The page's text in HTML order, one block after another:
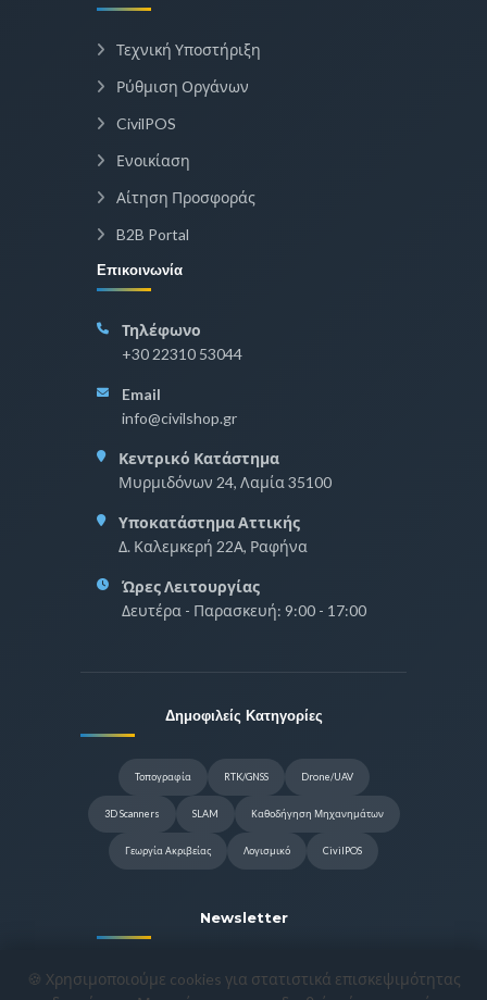
Τεχνική Υποστήριξη
Ρύθμιση Οργάνων
CivilPOS
Ενοικίαση
Αίτηση Προσφοράς
B2B Portal
Επικοινωνία
Τηλέφωνο
+30 22310 53044
Email
info@civilshop.gr
Κεντρικό Κατάστημα
Μυρμιδόνων 24, Λαμία 35100
Υποκατάστημα Αττικής
Δ. Καλεμκερή 22Α, Ραφήνα
Ώρες Λειτουργίας
Δευτέρα - Παρασκευή: 9:00 - 17:00
Δημοφιλείς Κατηγορίες
Τοπογραφία RTK/GNSS Drone/UAV
3D Scanners SLAM Καθοδήγηση Μηχανημάτων
Γεωργία Ακριβείας Λογισμικό CivilPOS
Newsletter
Γραφτείτε για να λαμβάνετε τις
🍪 Χρησιμοποιούμε cookies για στατιστικά επισκεψιμότητας